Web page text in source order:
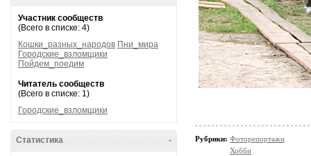
Участник сообществ
(Всего в списке: 4)
Кошки_разных_народов Пни_мира
Городские_взломщики
Пойдем_поедим
Читатель сообществ
(Всего в списке: 1)
Городские_взломщики
-
Статистика Рубрики: Фоторепортажи
Хобби